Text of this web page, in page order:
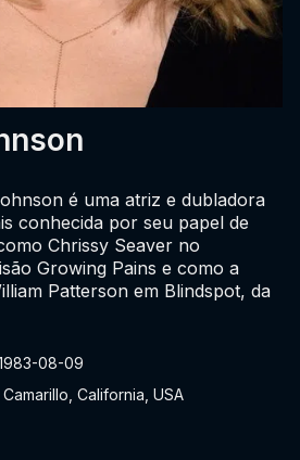
08-09
California, USA
é uma atriz e dubladora
conhecida por seu papel de
Chrissy Seaver no
Growing Pains e como a
Patterson em Blindspot, da